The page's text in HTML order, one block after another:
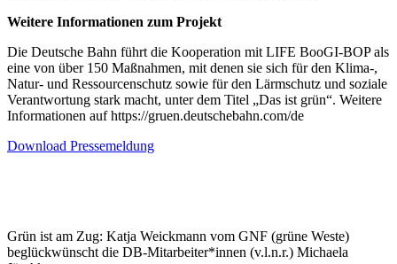
Weitere Informationen zum Projekt
Die Deutsche Bahn führt die Kooperation mit LIFE BooGI-BOP als
eine von über 150 Maßnahmen, mit denen sie sich für den Klima-,
Natur- und Ressourcenschutz sowie für den Lärmschutz und soziale
Verantwortung stark macht, unter dem Titel „Das ist grün“. Weitere
Informationen auf https://gruen.deutschebahn.com/de
Download Pressemeldung
Grün ist am Zug: Katja Weickmann vom GNF (grüne Weste)
beglückwünscht die DB-Mitarbeiter*innen (v.l.n.r.) Michaela